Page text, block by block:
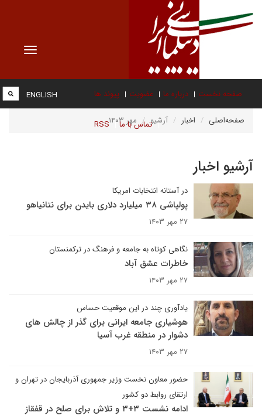
Toggle
صفحه نخست درباره ما عضویت پیوند ها
تماس با ما RSS
ENGLISH
صفحه‌اصلی اخبار آرشیو مهر ۱۴۰۳
آرشیو اخبار
در آستانه انتخابات امریکا
پولپاشی ۳۸ میلیارد دلاری بایدن برای نتانیاهو
۲۷ مهر ۱۴۰۳
نگاهی کوتاه به جامعه و فرهنگ در ترکمنستان
خاطرات عشق آباد
۲۷ مهر ۱۴۰۳
یادآوری چند در این موقعیت حساس
هوشیاری جامعه ایرانی برای گذر از چالش های
دشوار در منطقه غرب آسیا
۲۷ مهر ۱۴۰۳
حضور معاون نخست وزیر جمهوری آذربایجان در تهران و
ارتقای روابط دو کشور
ادامه نشست ۳+۳ و تلاش برای صلح در قفقاز